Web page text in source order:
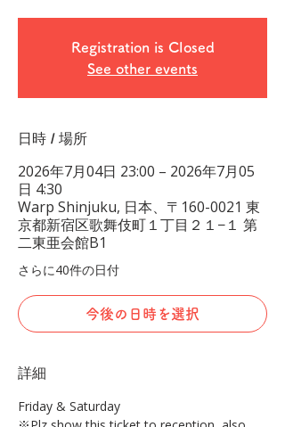
Registration is Closed
See other events
日時 / 場所
2026年7月04日 23:00 – 2026年7月05
日 4:30
Warp Shinjuku, 日本、〒160-0021 東
京都新宿区歌舞伎町１丁目２１−１ 第
二東亜会館B1
さらに40件の日付
今後の日時を選択
詳細
Friday & Saturday